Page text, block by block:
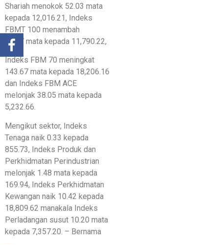
Shariah menokok 52.03 mata
kepada 12,016.21, Indeks
FBMT 100 menambah
42.37 mata kepada 11,790.22,
Indeks FBM 70 meningkat
143.67 mata kepada 18,206.16
dan Indeks FBM ACE
melonjak 38.05 mata kepada
5,232.66.
Mengikut sektor, Indeks
Tenaga naik 0.33 kepada
855.73, Indeks Produk dan
Perkhidmatan Perindustrian
melonjak 1.48 mata kepada
169.94, Indeks Perkhidmatan
Kewangan naik 10.42 kepada
18,809.62 manakala Indeks
Perladangan susut 10.20 mata
kepada 7,357.20. – Bernama